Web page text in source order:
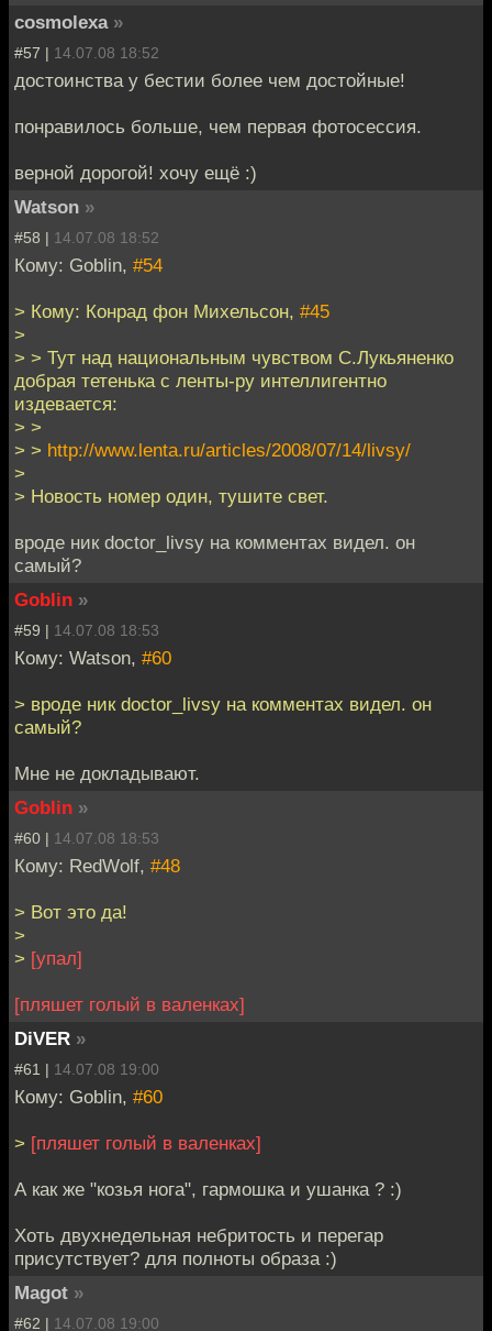
cosmolexa »
#57 | 14.07.08 18:52
достоинства у бестии более чем достойные!
понравилось больше, чем первая фотосессия.
верной дорогой! хочу ещё :)
Watson »
#58 | 14.07.08 18:52
Кому: Goblin, #54
> Кому: Конрад фон Михельсон, #45
>
> > Тут над национальным чувством C.Лукьяненко
добрая тетенька с ленты-ру интеллигентно
издевается:
> >
> > http://www.lenta.ru/articles/2008/07/14/livsy/
>
> Новость номер один, тушите свет.
вроде ник doctor_livsy на комментах видел. он
самый?
Goblin »
#59 | 14.07.08 18:53
Кому: Watson, #60
> вроде ник doctor_livsy на комментах видел. он
самый?
Мне не докладывают.
Goblin »
#60 | 14.07.08 18:53
Кому: RedWolf, #48
> Вот это да!
>
> [упал]
[пляшет голый в валенках]
DiVER »
#61 | 14.07.08 19:00
Кому: Goblin, #60
> [пляшет голый в валенках]
А как же "козья нога", гармошка и ушанка ? :)
Хоть двухнедельная небритость и перегар
присутствует? для полноты образа :)
Magot »
#62 | 14.07.08 19:00